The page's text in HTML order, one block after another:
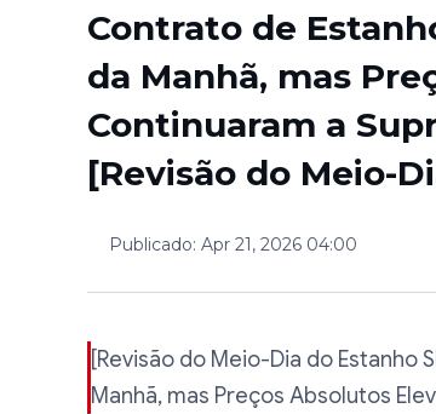
Contrato de
da Manhã, mas
Continuaram a
[Revisão do Meio-
Publicado: Apr 21, 2026 04:00
[Revisão do Meio-Dia do Estanho
Manhã, mas Preços Absolutos